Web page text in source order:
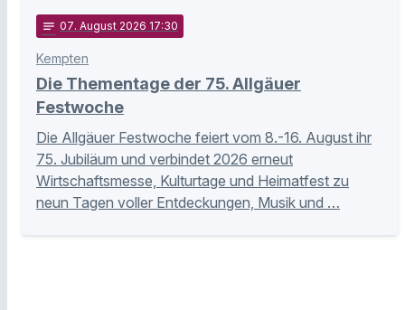
notes 07. August 2026 17:30
Kempten
Die Thementage der 75. Allgäuer
Festwoche
Die Allgäuer Festwoche feiert vom 8.-16. August ihr
75. Jubiläum und verbindet 2026 erneut
Wirtschaftsmesse, Kulturtage und Heimatfest zu
neun Tagen voller Entdeckungen, Musik und …